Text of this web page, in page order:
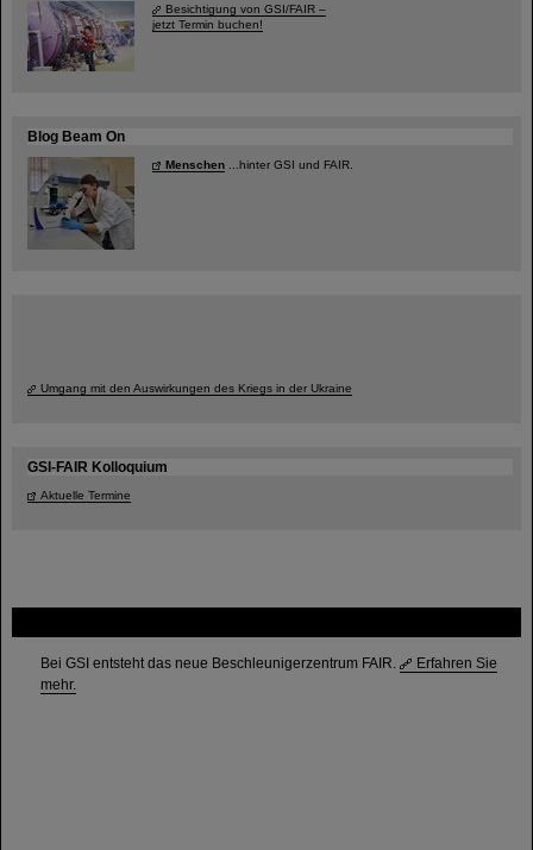
Bei GSI entsteht das neue Beschleunigerzentrum FAIR.
Erfahren Sie
mehr.
Besichtigung von GSI/FAIR –
jetzt Termin buchen!
Blog Beam On
Menschen ...hinter GSI und FAIR.
Umgang mit den Auswirkungen des Kriegs in der Ukraine
GSI-FAIR Kolloquium
Aktuelle Termine